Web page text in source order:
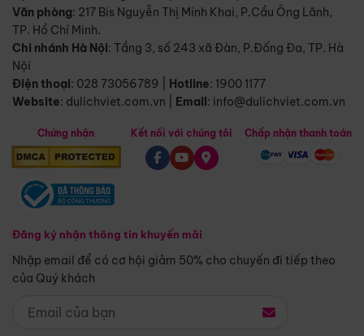
Văn phòng: 217 Bis Nguyễn Thị Minh Khai, P.Cầu Ông Lãnh,
TP. Hồ Chí Minh.
Chi nhánh Hà Nội: Tầng 3, số 243 xã Đàn, P.Đống Đa, TP. Hà
Nội
Điện thoại: 028 73056789 Hotline: 1900 1177
Website: dulichviet.com.vn Email: info@dulichviet.com.vn
Chứng nhận
Đăng ký nhận thông tin khuyến mãi
Nhập email để có cơ hội giảm 50% cho chuyến đi tiếp theo
của Quý khách
Kết nối với chúng tôi Chấp nhận thanh toán